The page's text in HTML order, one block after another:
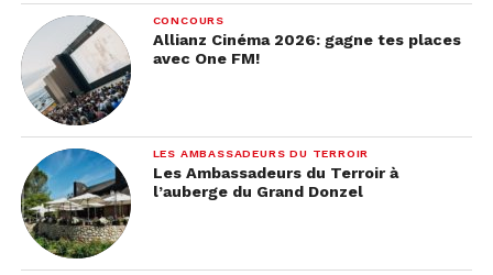
Une folle soirée au
Brigitte Club
Si tu veux passer une soirée
resto/cocktails/dancefloor
bouger de lieu, c’est chezBrigitte Club
qu’il
faut aller!
Au programme?
cocktails chez Bambou Speakeasy
CONCOURS
Allianz Cinéma 2026: gagne tes places
avec One FM!
LES AMBASSADEURS DU TERROIR
Les Ambassadeurs du Terroir à
l’auberge du Grand Donzel